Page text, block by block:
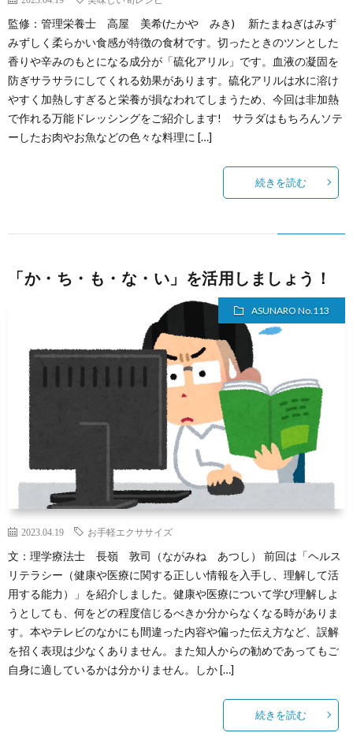
監修：管理栄養士 高屋 美希(たかや みき) 新たまねぎはみず
みずしく柔らかい食感が特徴の食材です。切ったときのツンとした
香りや辛みのもとになる成分が「硫化アリル」です。血液の凝固を
防ぎサラサラにしてくれる効果があります。硫化アリルは水に溶け
やすく加熱しすぎると栄養が損なわれてしまうため、今回は非加熱
で作れる万能ドレッシングをご紹介します! サラダはもちろんソテ
ーしたお肉やお魚などの色々な料理に […]
続きを読む
「か・ち・も・な・い」を活用しましょう！
ASUNARO No.113
2023.04.19 お手軽エクササイズ
文：理学療法士 長嶺 敦司（ながみね あつし） 前回は「ヘルス
リテラシー（健康や医療に関する正しい情報を入手し、理解して活
用する能力）」を紹介しました。健康や医療について学び理解しよ
うとしても、何をどの程度信じるべきか分からなくなる時がありま
す。本やテレビのなかにも間違った内容や偏った伝え方など、誤解
を招く表現は少なくありません。また知人からの勧めであってもご
自身に適しているかは分かりません。しか […]
続きを読む